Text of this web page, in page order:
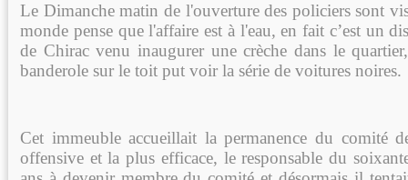
Le Dimanche matin de l'ouverture des policiers sont
monde pense que l'affaire est à l'eau, en fait c’est un
de Chirac venu inaugurer une crèche dans le
banderole sur le toit put voir la série de voitures noires.
Cet immeuble accueillait la permanence du comité
offensive et la plus efficace, le responsable du